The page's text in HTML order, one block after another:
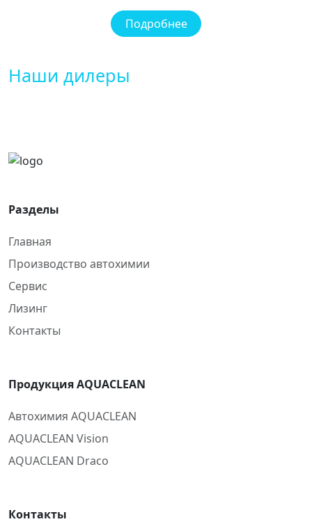
Подробнее
Наши дилеры
Разделы
Главная
Производство автохимии
Сервис
Лизинг
Контакты
Продукция AQUACLEAN
Автохимия AQUACLEAN
AQUACLEAN Vision
AQUACLEAN Draco
Контакты